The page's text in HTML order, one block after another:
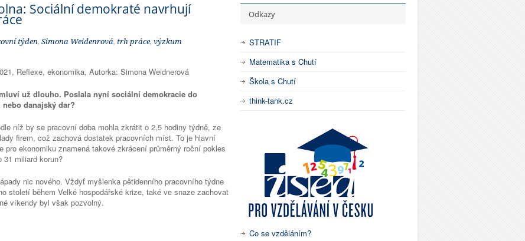
Sociální demokraté navrhují
týden, Simona Weidenrová, trh práce, výzkum
Reflexe, ekonomika, Autorka: Simona Weidnerová
už dlouho. Poslala nyní sociální demokracie do
danajský dar?
níž by se pracovní doba mohla zkrátit o 2,5 hodiny týdně, ze
firem, což zachová dostatek pracovních míst. To je hlavní
pro ekonomiku znamená takové zkrácení průměrný roční pokles
31 miliard korun?
nic nového. Vždyť myšlenka pětidenního pracovního týdne
století během Velké hospodářské krize, také ve snaze zachovat
víkendy byl však pozvolný.
Odkazy
STRATIF
Matematika s Chutí
Škola s Chutí
think-tank.cz
Co se vzděláním?